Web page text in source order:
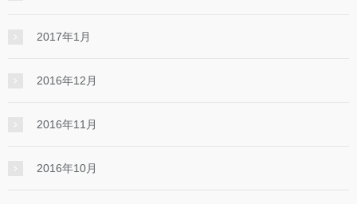
2017年1月
2016年12月
2016年11月
2016年10月